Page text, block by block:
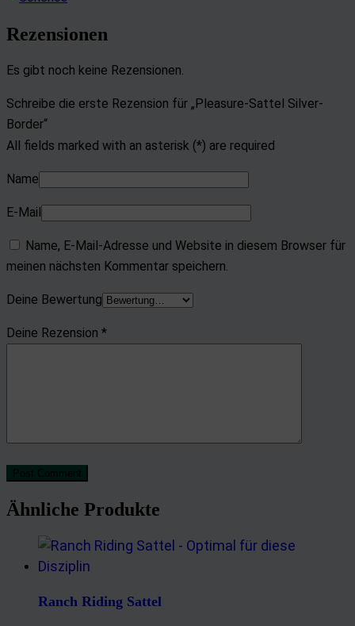
Rezensionen
Es gibt noch keine Rezensionen.
Schreibe die erste Rezension für „Pleasure-Sattel Silver-
Border“
All fields marked with an asterisk (*) are required
Name
E-Mail
Name, E-Mail-Adresse und Website in diesem Browser für
meinen nächsten Kommentar speichern.
Deine Bewertung
Deine Rezension *
Ähnliche Produkte
Ranch Riding Sattel